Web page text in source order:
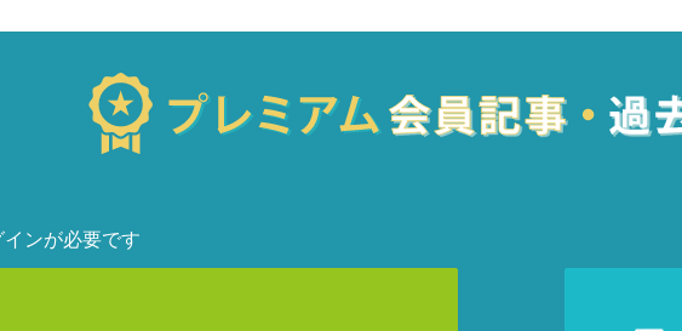
ンが必要です